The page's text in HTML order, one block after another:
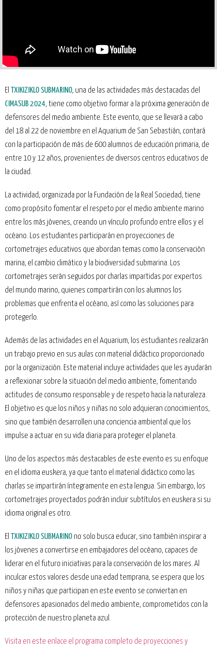
El TXIKIZIKLO SUBMARINO, una de las actividades más destacadas del
CIMASUB 2024, tiene como objetivo formar a la próxima generación de
defensores del medio ambiente. Este evento, que se llevará a cabo
del 18 al 22 de noviembre en el Aquarium de San Sebastián, contará
con la participación de más de 600 alumnos de educación primaria, de
entre 10 y 12 años, provenientes de diversos centros educativos de
la ciudad.
La actividad, organizada por la Fundación de la Real Sociedad, tiene
como propósito fomentar el respeto por el medio ambiente marino
entre los más jóvenes, creando un vínculo profundo entre ellos y el
océano. Los estudiantes participarán en proyecciones de
cortometrajes educativos que abordan temas como la conservación
marina, el cambio climático y la biodiversidad submarina. Los
cortometrajes serán seguidos por charlas impartidas por expertos
del mundo marino, quienes compartirán con los alumnos los
problemas que enfrenta el océano, así como las soluciones para
protegerlo.
Además de las actividades en el Aquarium, los estudiantes realizarán
un trabajo previo en sus aulas con material didáctico proporcionado
por la organización. Este material incluye actividades que les ayudarán
a reflexionar sobre la situación del medio ambiente, fomentando
actitudes de consumo responsable y de respeto hacia la naturaleza.
El objetivo es que los niños y niñas no solo adquieran conocimientos,
sino que también desarrollen una conciencia ambiental que los
impulse a actuar en su vida diaria para proteger el planeta.
Uno de los aspectos más destacables de este evento es su enfoque
en el idioma euskera, ya que tanto el material didáctico como las
charlas se impartirán íntegramente en esta lengua. Sin embargo, los
cortometrajes proyectados podrán incluir subtítulos en euskera si su
idioma original es otro.
El TXIKIZIKLO SUBMARINO no solo busca educar, sino también inspirar a
los jóvenes a convertirse en embajadores del océano, capaces de
liderar en el futuro iniciativas para la conservación de los mares. Al
inculcar estos valores desde una edad temprana, se espera que los
niños y niñas que participan en este evento se conviertan en
defensores apasionados del medio ambiente, comprometidos con la
protección de nuestro planeta azul.
Visita en este enlace el programa completo de proyecciones y